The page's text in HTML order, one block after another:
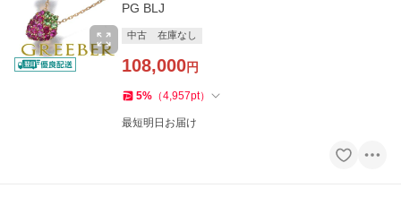
PG BLJ
中古 在庫なし
108,000円
5% （4,957pt）
最短明日お届け